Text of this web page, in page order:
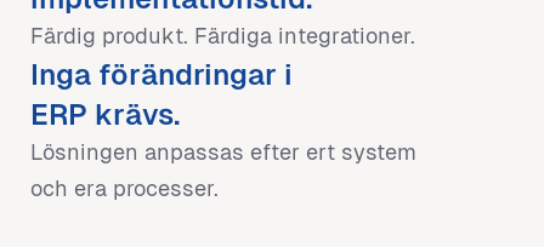
Färdig produkt. Färdiga integrationer.
Inga förändringar i
ERP krävs.
Lösningen anpassas efter ert system
och era processer.